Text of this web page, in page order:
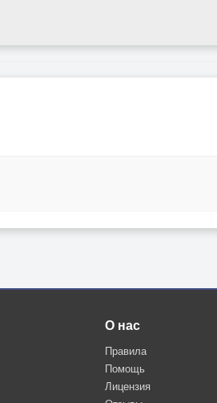
О нас
Правила
Помощь
Лицензия